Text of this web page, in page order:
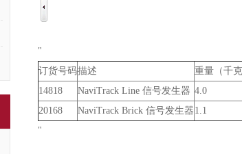
"
订货号码描述 重量（千克
14818
NaviTrack Line 信号发生器 4.0
20168
NaviTrack Brick 信号发生器 1.1
"